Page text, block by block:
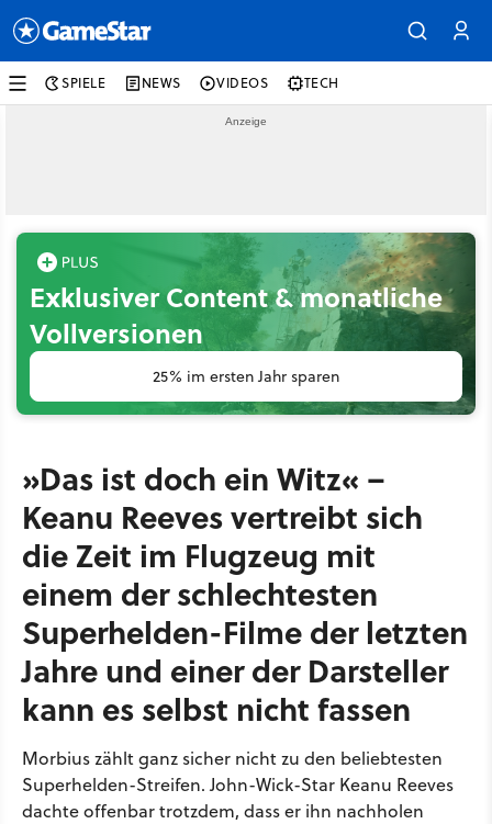
SPIELE NEWS VIDEOS TECH
Exklusiver Content & monatliche
Vollversionen
25% im ersten Jahr sparen
»Das ist doch ein Witz« –
Keanu Reeves vertreibt sich
die Zeit im Flugzeug mit
einem der schlechtesten
Superhelden-Filme der letzten
Jahre und einer der Darsteller
kann es selbst nicht fassen
Morbius zählt ganz sicher nicht zu den beliebtesten
Superhelden-Streifen. John-Wick-Star Keanu Reeves
dachte offenbar trotzdem, dass er ihn nachholen